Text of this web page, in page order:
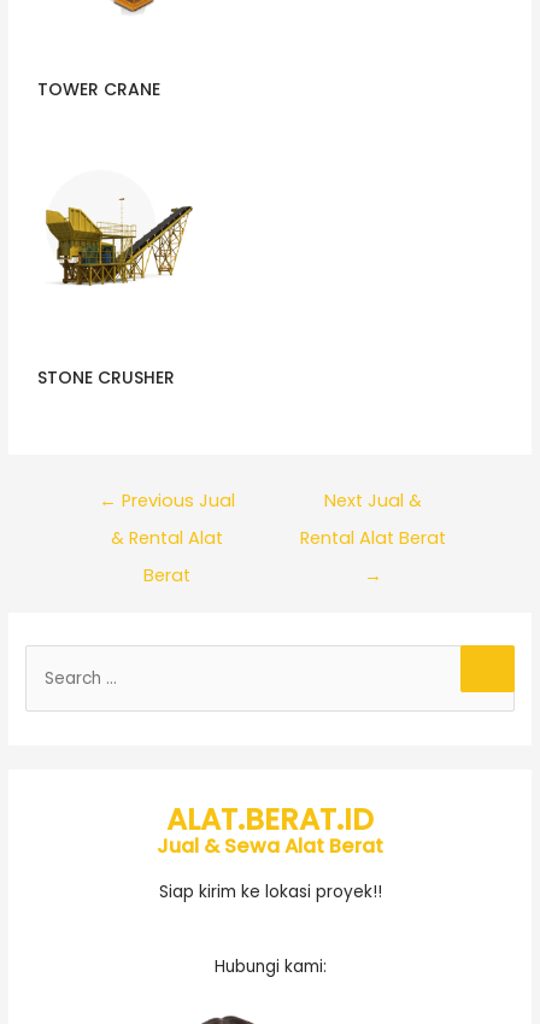
TOWER CRANE
STONE CRUSHER
← Previous Jual
& Rental Alat
Berat
Next Jual &
Rental Alat Berat
→
ALAT.BERAT.ID
Jual & Sewa Alat Berat
Siap kirim ke lokasi proyek!!
Hubungi kami: